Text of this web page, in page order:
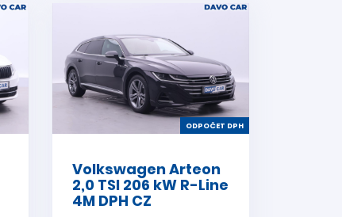
ODPOČET DPH
Volkswagen Arteon
2,0 TSI 206 kW R-Line
4M DPH CZ